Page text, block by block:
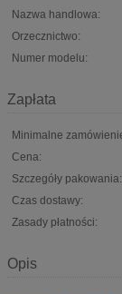
Nazwa handlowa:
Orzecznictwo:
Numer modelu:
Zapłata
Minimalne
Cena:
Szczegóły pakowania:
Czas dostawy:
Zasady płatności:
Opis